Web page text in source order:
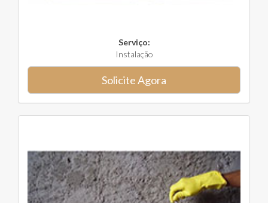
Serviço:
Instalação
Solicite Agora